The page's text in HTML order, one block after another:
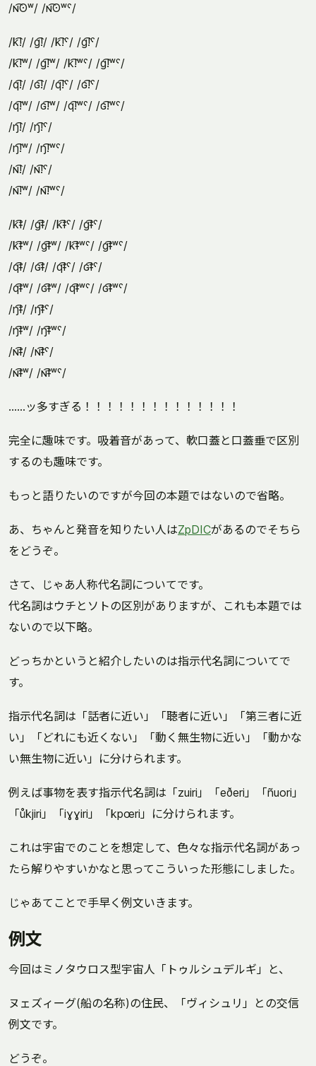
/ɴ͡ʘʷ/ /ɴ͡ʘʷˤ/
/k͡!/ /g͡!/ /k͡!ˤ/ /g͡!ˤ/
/k͡!ʷ/ /g͡!ʷ/ /k͡!ʷˤ/ /g͡!ʷˤ/
/q͡!/ /ɢ͡!/ /q͡!ˤ/ /ɢ͡!ˤ/
/q͡!ʷ/ /ɢ͡!ʷ/ /q͡!ʷˤ/ /ɢ͡!ʷˤ/
/ŋ͡!/ /ŋ͡!ˤ/
/ŋ͡!ʷ/ /ŋ͡!ʷˤ/
/ɴ͡!/ /ɴ͡!ˤ/
/ɴ͡!ʷ/ /ɴ͡!ʷˤ/
/k͡ǂ/ /g͡ǂ/ /k͡ǂˤ/ /g͡ǂˤ/
/k͡ǂʷ/ /g͡ǂʷ/ /k͡ǂʷˤ/ /g͡ǂʷˤ/
/q͡ǂ/ /ɢ͡ǂ/ /q͡ǂˤ/ /ɢ͡ǂˤ/
/q͡ǂʷ/ /ɢ͡ǂʷ/ /q͡ǂʷˤ/ /ɢ͡ǂʷˤ/
/ŋ͡ǂ/ /ŋ͡ǂˤ/
/ŋ͡ǂʷ/ /ŋ͡ǂʷˤ/
/ɴ͡ǂ/ /ɴ͡ǂˤ/
/ɴ͡ǂʷ/ /ɴ͡ǂʷˤ/
……ッ多すぎる！！！！！！！！！！！！！！
完全に趣味です。吸着音があって、軟口蓋と口蓋垂で区別
するのも趣味です。
もっと語りたいのですが今回の本題ではないので省略。
あ、ちゃんと発音を知りたい人はZpDICがあるのでそちら
をどうぞ。
さて、じゃあ人称代名詞についてです。
代名詞はウチとソトの区別がありますが、これも本題では
ないので以下略。
どっちかというと紹介したいのは指示代名詞についてで
す。
指示代名詞は「話者に近い」「聴者に近い」「第三者に近
い」「どれにも近くない」「動く無生物に近い」「動かな
い無生物に近い」に分けられます。
例えば事物を表す指示代名詞は「zuiri」「eðeri」「ñuori」
「ůkjiri」「iɣɣiri」「kpœri」に分けられます。
これは宇宙でのことを想定して、色々な指示代名詞があっ
たら解りやすいかなと思ってこういった形態にしました。
じゃあてことで手早く例文いきます。
例文
今回はミノタウロス型宇宙人「トゥルシュデルギ」と、
ヌェズィーグ(船の名称)の住民、「ヴィシュリ」との交信
例文です。
どうぞ。